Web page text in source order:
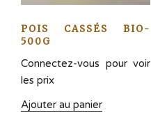
POIS CASSÉS BIO-
500G
Connectez-vous pour voir
les prix
Ajouter au panier